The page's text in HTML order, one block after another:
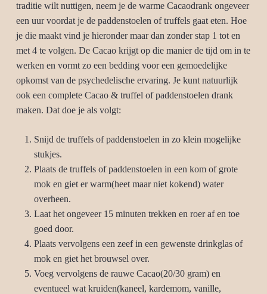
traditie wilt nuttigen, neem je de warme Cacaodrank ongeveer
een uur voordat je de paddenstoelen of truffels gaat eten. Hoe
je die maakt vind je hieronder maar dan zonder stap 1 tot en
met 4 te volgen. De Cacao krijgt op die manier de tijd om in te
werken en vormt zo een bedding voor een gemoedelijke
opkomst van de psychedelische ervaring. Je kunt natuurlijk
ook een complete Cacao & truffel of paddenstoelen drank
maken. Dat doe je als volgt:
Snijd de truffels of paddenstoelen in zo klein mogelijke
stukjes.
Plaats de truffels of paddenstoelen in een kom of grote
mok en giet er warm(heet maar niet kokend) water
overheen.
Laat het ongeveer 15 minuten trekken en roer af en toe
goed door.
Plaats vervolgens een zeef in een gewenste drinkglas of
mok en giet het brouwsel over.
Voeg vervolgens de rauwe Cacao(20/30 gram) en
eventueel wat kruiden(kaneel, kardemom, vanille,